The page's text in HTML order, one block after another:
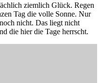
ziemlich Glück. Regen
Tag die volle Sonne. Nur
nicht. Das liegt nicht
die hier die Tage herrscht.